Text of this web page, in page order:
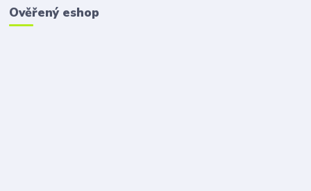
Ověřený eshop